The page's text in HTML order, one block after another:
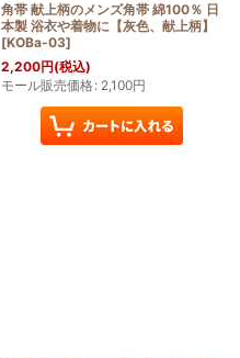
角帯 献上柄のメンズ角帯 綿100％ 日
本製 浴衣や着物に【灰色、献上柄】
[KOBa-03]
2,200円(税込)
モール販売価格: 2,100円